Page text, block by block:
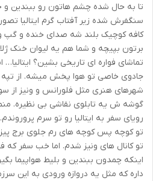
تا به حال شده چشم هاتون رو ببندین
سنگفرش شده زیر آفتاب گرم ایتالیا
کافه کوچیک بلند شه صدای خنده و گپ و
برتون بپیچه و شما هم یه لیوان خنک
تماشای فواره ای تاریخی بشین؟
جادوی خاصی تو هوا پخش میشه. از تپه
شهرهای هنری مثل فلورانس و ونیز از
گوشه ش یه تابلوی نقاشی بی نظیره.
رویای سفر به ایتالیا رو تو سرم
تو کوچه پس کوچه های رم جلوی برج
تو کانال های ونیز شدم. اما خب سفر که
اینکه چمدون ببندین و بلیط هواپیما
داره که مثل یه دروازه ورودی به این